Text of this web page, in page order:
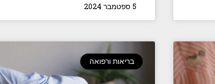
5 ספטמבר 2024
בריאות ורפואה